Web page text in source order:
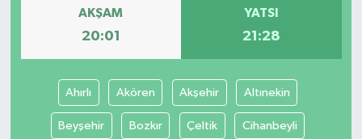
AKŞAM
20:01
YATSI
21:28
Ahırlı Akören Akşehir Altınekin
Beyşehir Bozkır Çeltik Cihanbeyli